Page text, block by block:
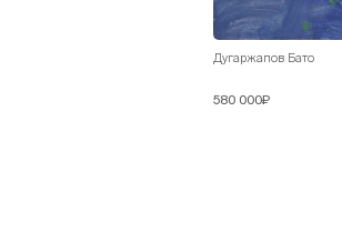
Дугаржапов Бато
580 000₽